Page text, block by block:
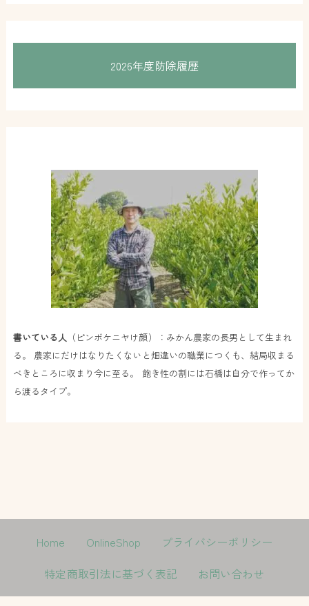
2026年度防除履歴
書いている人 （ピンボケニヤけ顔）：みかん農家の長男として生まれ
る。 農家にだけはなりたくないと畑違いの職業につくも、結局収まる
べきところに収まり今に至る。 飽き性の割には石橋は自分で作ってか
ら渡るタイプ。
Home OnlineShop
プライバシーポリシー
特定商取引法に基づく表記
お問い合わせ